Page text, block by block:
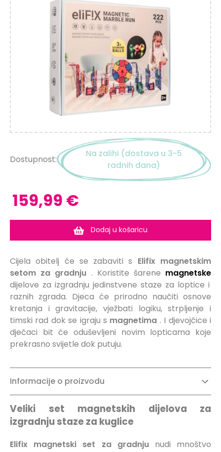
Dostupnost:
Na zalihi (dostava u 3-5
radnih dana)
159,99 €
Dodaj u košaricu
Cijela obitelj će se zabaviti s Elifix magnetskim
setom za gradnju . Koristite šarene magnetske
dijelove za izgradnju jedinstvene staze za loptice i
raznih zgrada. Djeca će prirodno naučiti osnove
kretanja i gravitacije, vježbati logiku, strpljenje i
timski rad dok se igraju s magnetima . I djevojčice i
dječaci bit će oduševljeni novim lopticama koje
prekrasno svijetle dok putuju.
Informacije o proizvodu
Veliki set magnetskih dijelova za
izgradnju staze za kuglice
Elifix magnetski set za gradnjunudi mnoštvo